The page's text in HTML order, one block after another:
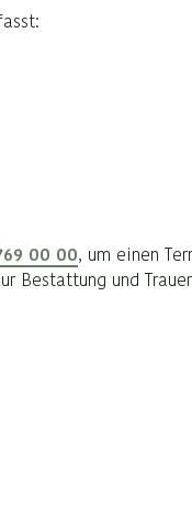
00 00, um einen
Bestattung und